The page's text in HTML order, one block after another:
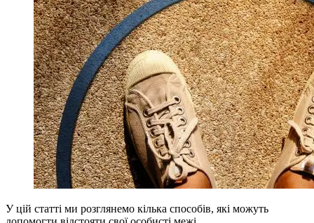
У цій статті ми розглянемо кілька способів, які можуть